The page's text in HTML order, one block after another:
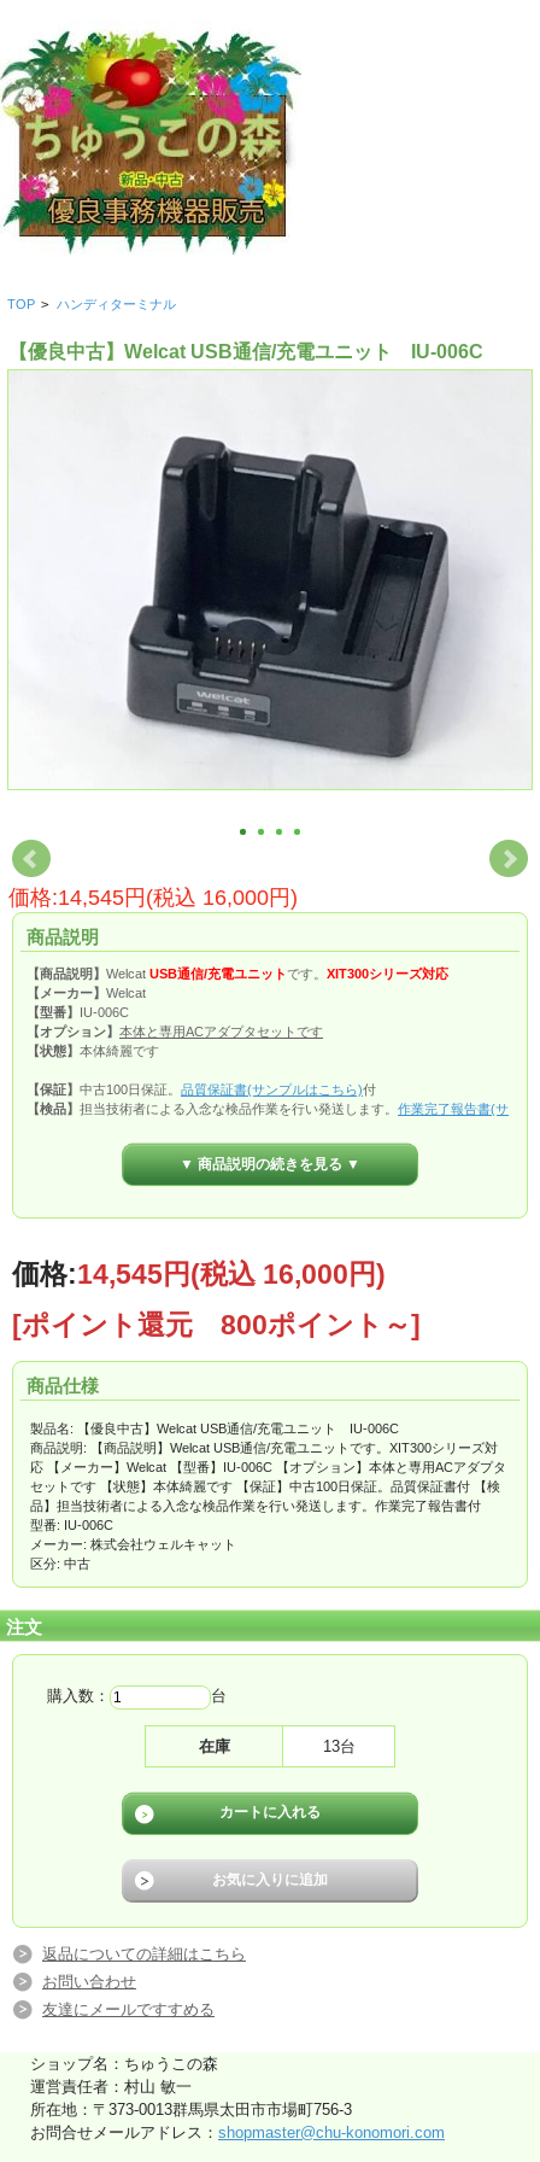
TOP > ハンディターミナル
【優良中古】Welcat USB通信/充電ユニット IU-006C
価格:14,545円(税込 16,000円)
商品説明
【商品説明】 Welcat USB通信/充電ユニットです。 XIT300シリーズ対応
【メーカー】 Welcat
【型番】 IU-006C
【オプション】 本体と専用ACアダプタセットです
【状態】 本体綺麗です
【保証】 中古100日保証。 品質保証書(サンプルはこちら)付
【検品】 担当技術者による入念な検品作業を行い発送します。 作業完了報告書(サ
▼ 商品説明の続きを見る ▼
価格:14,545円(税込 16,000円)
[ポイント還元 800ポイント～]
商品仕様
製品名: 【優良中古】Welcat USB通信/充電ユニット IU-006C
商品説明: 【商品説明】Welcat USB通信/充電ユニットです。XIT300シリーズ対
応 【メーカー】Welcat 【型番】IU-006C 【オプション】本体と専用ACアダプタ
セットです 【状態】本体綺麗です 【保証】中古100日保証。品質保証書付 【検
品】担当技術者による入念な検品作業を行い発送します。作業完了報告書付
型番: IU-006C
メーカー: 株式会社ウェルキャット
区分: 中古
注文
購入数： 台
在庫 13台
返品についての詳細はこちら
お問い合わせ
友達にメールですすめる
ショップ名：ちゅうこの森
運営責任者：村山 敏一
所在地：〒373-0013群馬県太田市市場町756-3
お問合せメールアドレス： shopmaster@chu-konomori.com